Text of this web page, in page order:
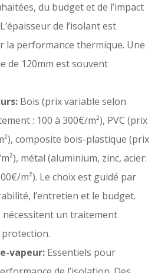
du budget et de l’impact
de l’isolant est
la performance thermique. Une
de 120mm est souvent
Bois (prix variable selon
: 100 à 300€/m²), PVC (prix
composite bois-plastique (prix
métal (aluminium, zinc, acier:
m²). Le choix est guidé par
l’entretien et le budget.
nécessitent un traitement
vapeur: Essentiels pour